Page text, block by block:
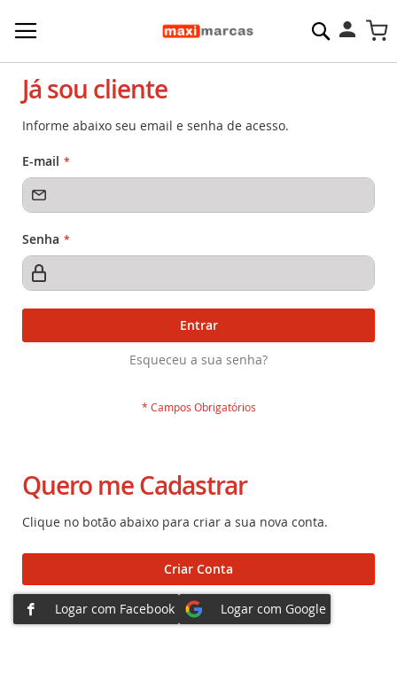
Pesquisa
Já sou cliente
Informe abaixo seu email e senha de acesso.
E-mail
Senha
Entrar
Esqueceu a sua senha?
Quero me Cadastrar
Clique no botão abaixo para criar a sua nova conta.
Criar Conta